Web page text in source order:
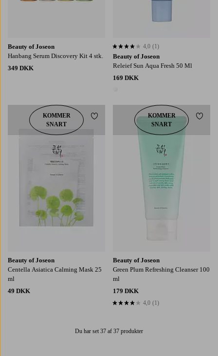
Beauty of Joseon
Hanbang Serum Discovery Kit 4 stk.
349 DKK
Beauty of Joseon
Releief Sun Aqua Fresh 50 Ml
169 DKK
4,0 baseret på 1 bedømmelser
4,0 (1)
Beauty of Joseon
Centella Asiatica Calming Mask 25
ml
49 DKK
KOMMER
SNART
Tilføj til favoritter
Beauty of Joseon
Green Plum Refreshing Cleanser 100
ml
179 DKK
4,0 baseret på 1 bedømmelser
4,0 (1)
KOMMER
SNART
Du har set 37 af 37 produkter